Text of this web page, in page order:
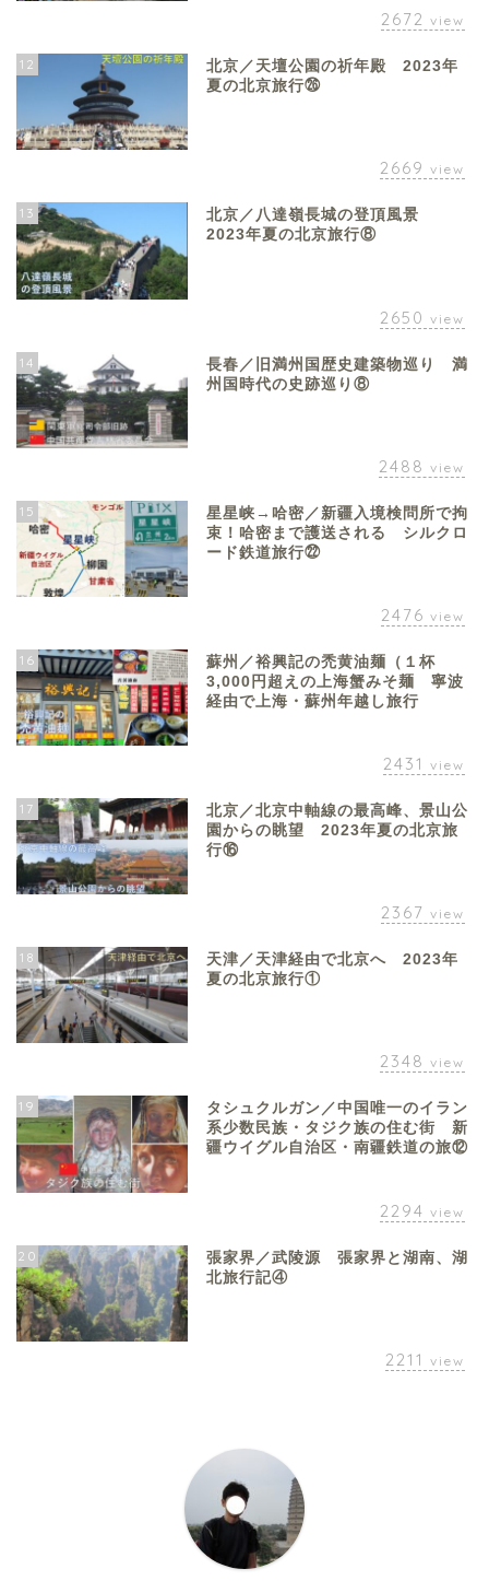
2672 view
12
北京／天壇公園の祈年殿 2023年
夏の北京旅行㉖
2669 view
13
北京／八達嶺長城の登頂風景
2023年夏の北京旅行⑧
2650 view
14
長春／旧満州国歴史建築物巡り 満
州国時代の史跡巡り⑧
2488 view
15
星星峡→哈密／新疆入境検問所で拘
束！哈密まで護送される シルクロ
ード鉄道旅行㉒
2476 view
16
蘇州／裕興記の禿黄油麺（１杯
3,000円超えの上海蟹みそ麺 寧波
経由で上海・蘇州年越し旅行
2431 view
17
北京／北京中軸線の最高峰、景山公
園からの眺望 2023年夏の北京旅
行⑯
2367 view
18
天津／天津経由で北京へ 2023年
夏の北京旅行①
2348 view
19
タシュクルガン／中国唯一のイラン
系少数民族・タジク族の住む街 新
疆ウイグル自治区・南疆鉄道の旅⑫
2294 view
20
張家界／武陵源 張家界と湖南、湖
北旅行記④
2211 view